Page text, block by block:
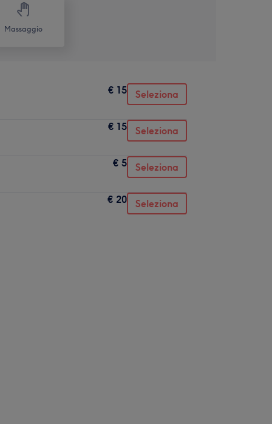
Massaggio
€ 15 Seleziona
€ 15 Seleziona
€ 5 Seleziona
€ 20 Seleziona